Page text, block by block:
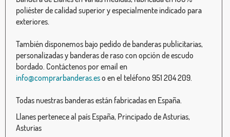
poliéster de calidad superior y especialmente indicado para
exteriores.
También disponemos bajo pedido de banderas publicitarias,
personalizadas y banderas de raso con opción de escudo
bordado. Contáctenos por email en
info@comprarbanderas.eso en el teléfono 951 204 209.
Todas nuestras banderas están fabricadas en España.
Llanes pertenece al país España, Principado de Asturias,
Asturias